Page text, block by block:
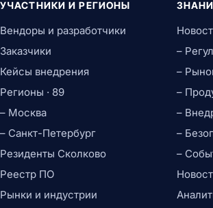
УЧАСТНИКИ И РЕГИОНЫ
Вендоры и разработчики
Заказчики
Кейсы внедрения
Регионы · 89
– Москва
– Санкт-Петербург
Резиденты Сколково
Реестр ПО
Рынки и индустрии
–
–
–
–
–
–